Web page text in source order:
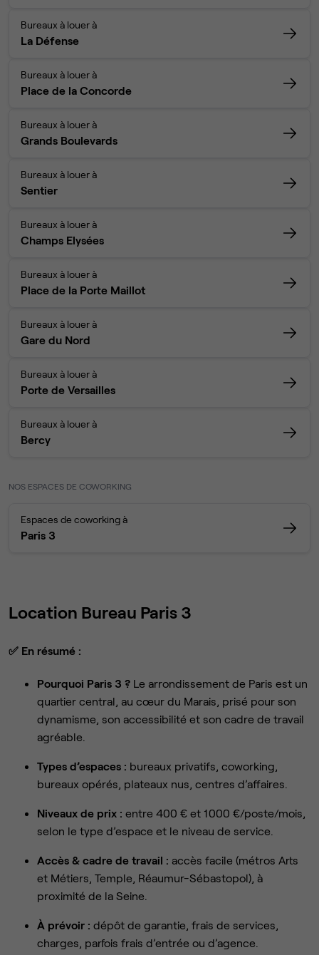
Bureaux à louer à
La Défense
Bureaux à louer à
Place de la Concorde
Bureaux à louer à
Grands Boulevards
Bureaux à louer à
Sentier
Bureaux à louer à
Champs Elysées
Bureaux à louer à
Place de la Porte Maillot
Bureaux à louer à
Gare du Nord
Bureaux à louer à
Porte de Versailles
Bureaux à louer à
Bercy
NOS ESPACES DE COWORKING
Espaces de coworking à
Paris 3
Location Bureau Paris 3
✅ En résumé :
Pourquoi Paris 3 ? Le arrondissement de Paris est un
quartier central, au cœur du Marais, prisé pour son
dynamisme, son accessibilité et son cadre de travail
agréable.
Types d’espaces : bureaux privatifs, coworking,
bureaux opérés, plateaux nus, centres d’affaires.
Niveaux de prix : entre 400 € et 1 000 €/poste/mois,
selon le type d’espace et le niveau de service.
Accès & cadre de travail : accès facile (métros Arts
et Métiers, Temple, Réaumur-Sébastopol), à
proximité de la Seine.
À prévoir : dépôt de garantie, frais de services,
charges, parfois frais d’entrée ou d’agence.